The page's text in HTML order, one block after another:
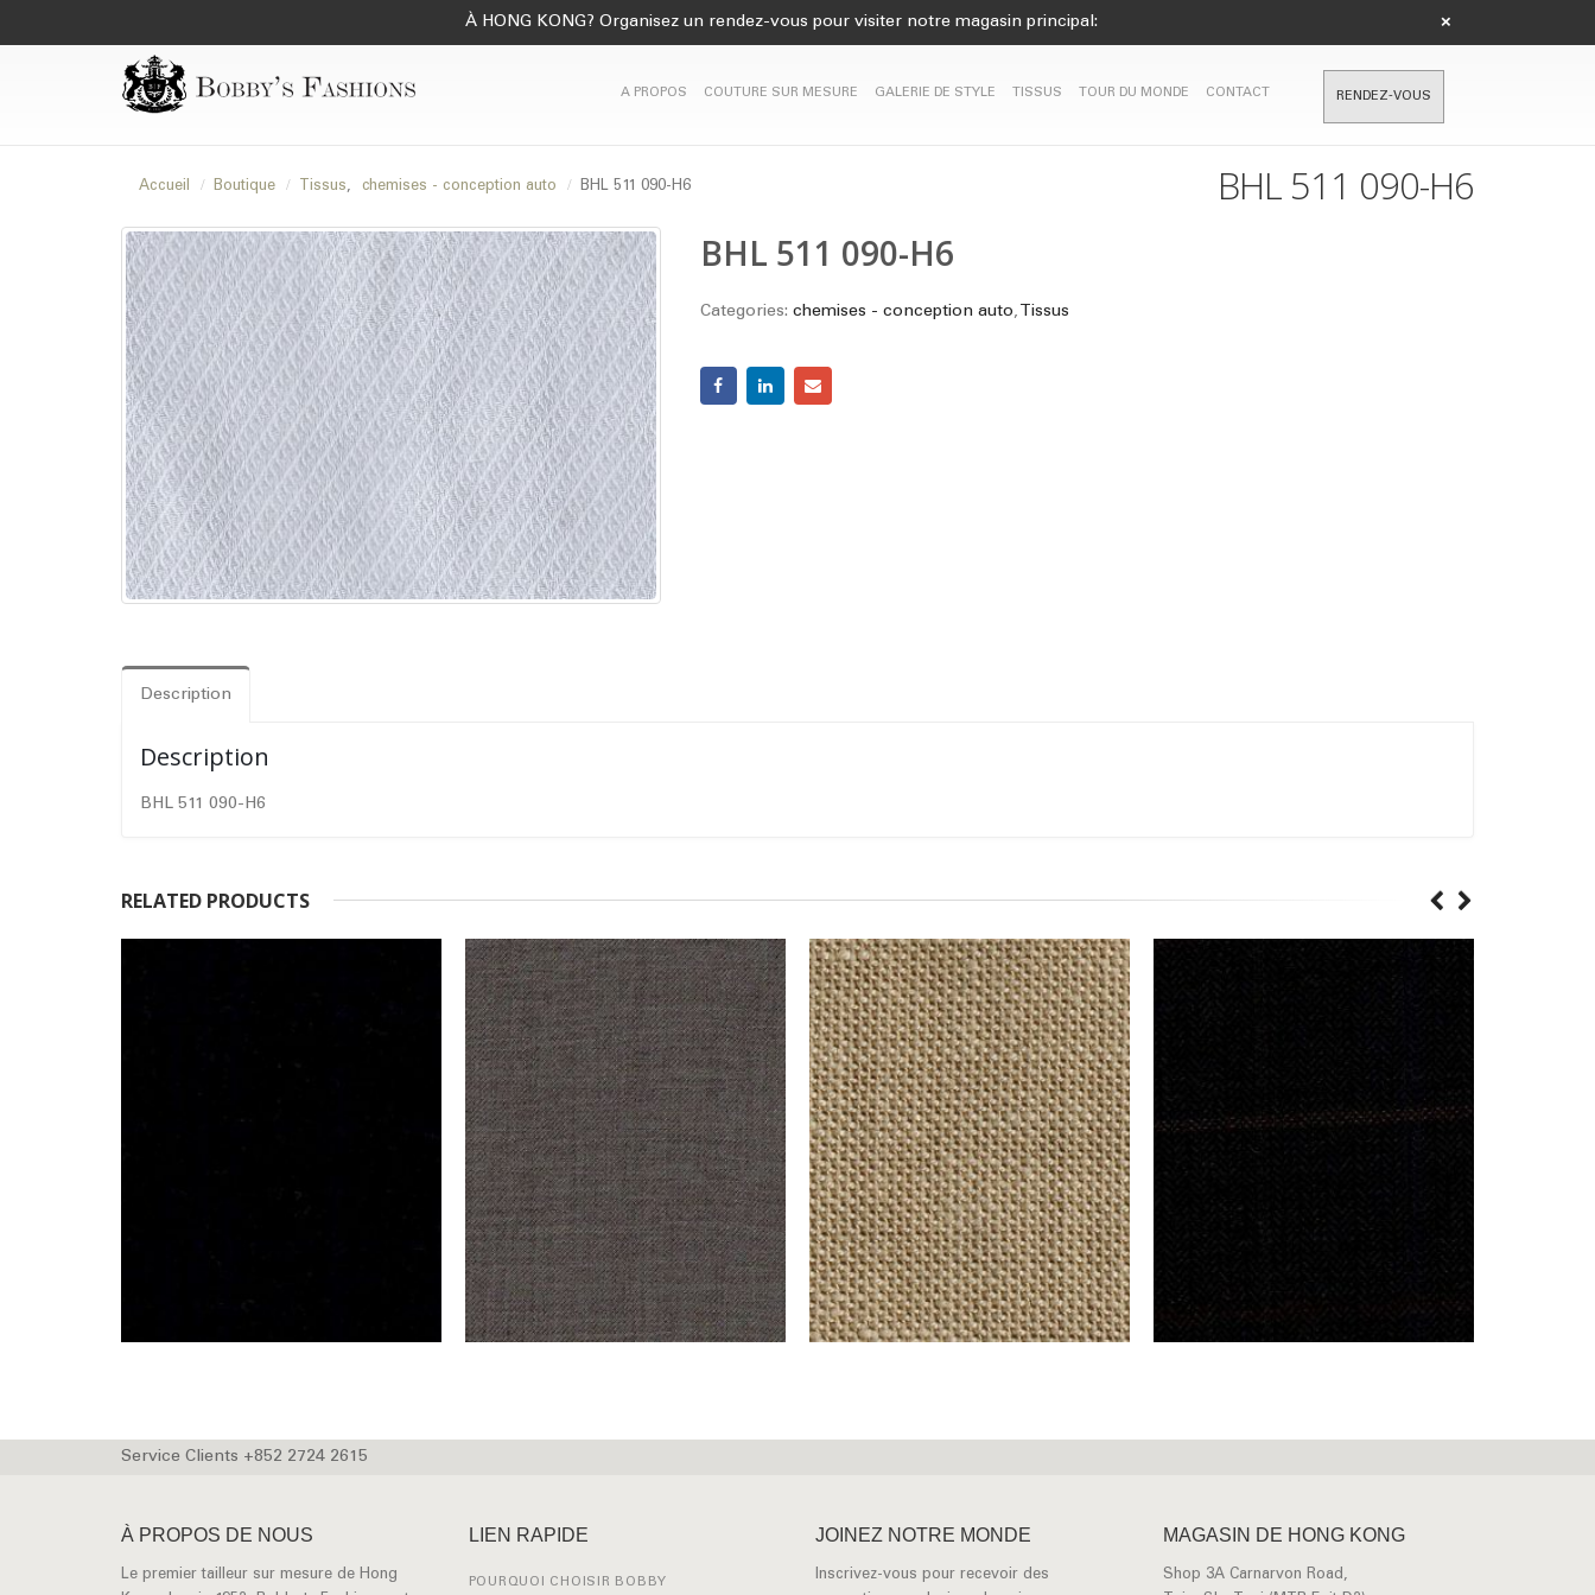
À HONG KONG? Organisez un rendez-vous pour visiter notre magasin principal: ×
A PROPOS COUTURE SUR MESURE GALERIE DE STYLE TISSUS TOUR DU MONDE CONTACT RENDEZ-VOUS
BHL 511 090-H6
Accueil Boutique Tissus, chemises - conception auto BHL 511 090-H6
BHL 511 090-H6
Categories: chemises - conception auto, Tissus
Description
Description
BHL 511 090-H6
RELATED PRODUCTS
Service Clients +852 2724 2615
À PROPOS DE NOUS
Le premier tailleur sur mesure de Hong
LIEN RAPIDE
POURQUOI CHOISIR BOBBY
JOINEZ NOTRE MONDE
Inscrivez-vous pour recevoir des
MAGASIN DE HONG KONG
Shop 3A Carnarvon Road,